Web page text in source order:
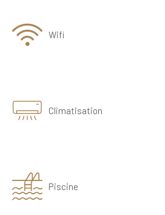
Wifi
Climatisation
Piscine